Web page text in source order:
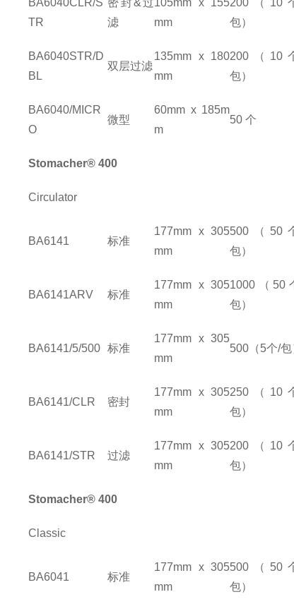
BA6040CLR/S
TR
密封&过
滤
105mm x 155
mm
200 （ 10
包）
BA6040STR/D
BL
双层过滤
135mm x 180
mm
200 （ 10
包）
BA6040/MICR
O
微型
60mm x 185m
m
50个
Stomacher® 400
Circulator
BA6141 标准
177mm x 305
mm
500 （ 50
包）
BA6141ARV 标准
177mm x 305
mm
1000 （ 50
包）
BA6141/5/500 标准
177mm x 305
mm
500 （5个/包
BA6141/CLR 密封
177mm x 305
mm
250 （ 10
包）
BA6141/STR 过滤
177mm x 305
mm
200 （ 10
包）
Stomacher® 400
Classic
BA6041 标准
177mm x 305
mm
500 （ 50
包）